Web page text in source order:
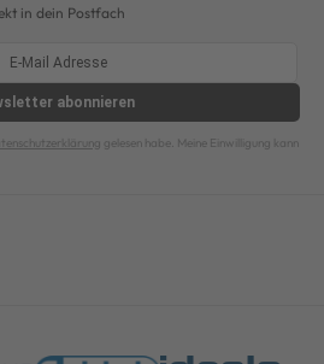
in dein Postfach
abonnieren
gelesen habe. Meine Einwilligung kann